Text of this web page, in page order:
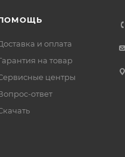
и оплата
на товар
центры
ответ